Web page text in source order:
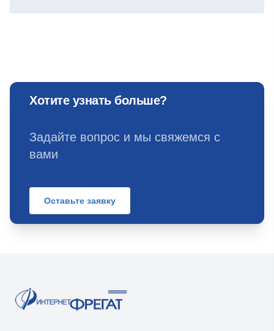
Хотите узнать больше?
Задайте вопрос и мы свяжемся с
вами
Оставьте заявку